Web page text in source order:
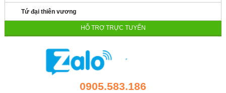
Tứ đại thiên vương
HỖ TRỢ TRỰC TUYẾN
0905.583.186